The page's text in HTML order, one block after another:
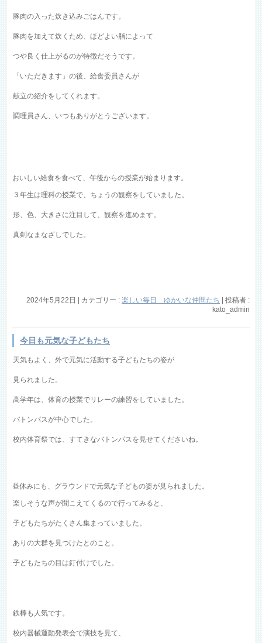
豚肉の入った炊き込みごはんです。
豚肉を加えて炊くため、ほどよい脂によって
つや良く仕上がるのが特徴だそうです。
「いただきます」の後、給食委員さんが
献立の紹介をしてくれます。
調理員さん、いつもありがとうございます。
おいしい給食を食べて、午後からの授業が始まります。
３年生は理科の授業で、ちょうの観察をしていました。
形、色、大きさに注目して、観察を進めます。
真剣なまなざしでした。
2024年5月22日 | カテゴリー : 楽しい毎日 ゆかいな仲間たち | 投稿者 :
kato_admin
今日も元気な子どもたち
天気もよく、外で元気に活動する子どもたちの姿が
見られました。
高学年は、体育の授業でリレーの練習をしていました。
バトンパスが中心でした。
校内体育祭では、すてきなバトンパスを見せてくださいね。
昼休みにも、グラウンドで元気な子どもの姿が見られました。
楽しそうな声が聞こえてくるので行ってみると、
子どもたちがたくさん集まっていました。
ありの大群を見つけたとのこと。
子どもたちの目は釘付けでした。
鉄棒も人気です。
校内器械運動発表会で演技を見て、